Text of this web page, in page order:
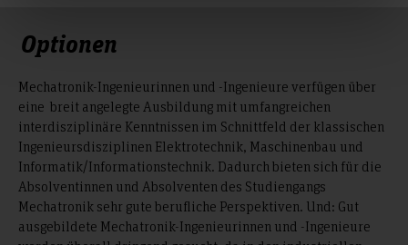
Optionen
Mechatronik-Ingenieurinnen und -Ingenieure verfügen über
eine breit angelegte Ausbildung mit umfangreichen
interdisziplinäre Kenntnissen im Schnittfeld der klassischen
Ingenieursdisziplinen Elektrotechnik, Maschinenbau und
Informatik/Informationstechnik. Dadurch bieten sich für die
Absolventinnen und Absolventen des Studiengangs
Mechatronik sehr gute berufliche Perspektiven. Und: Gut
ausgebildete Mechatronik-Ingenieurinnen und -Ingenieure